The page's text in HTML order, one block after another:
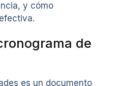
y cómo
de
es un documento